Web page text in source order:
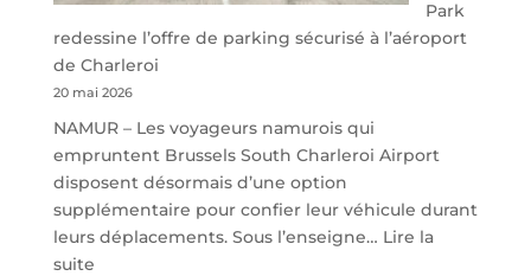
Park
redessine l’offre de parking sécurisé à l’aéroport
de Charleroi
20 mai 2026
NAMUR – Les voyageurs namurois qui
empruntent Brussels South Charleroi Airport
disposent désormais d’une option
supplémentaire pour confier leur véhicule durant
leurs déplacements. Sous l’enseigne… Lire la
suite: